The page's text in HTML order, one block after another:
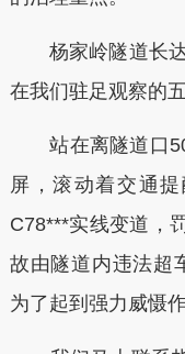
杨家岭隧道长达
在我们驻足观察的
站在离隧道口
屏，滚动着交通
C78***实线变道，
故由隧道内违法超
为了起到强力威慑